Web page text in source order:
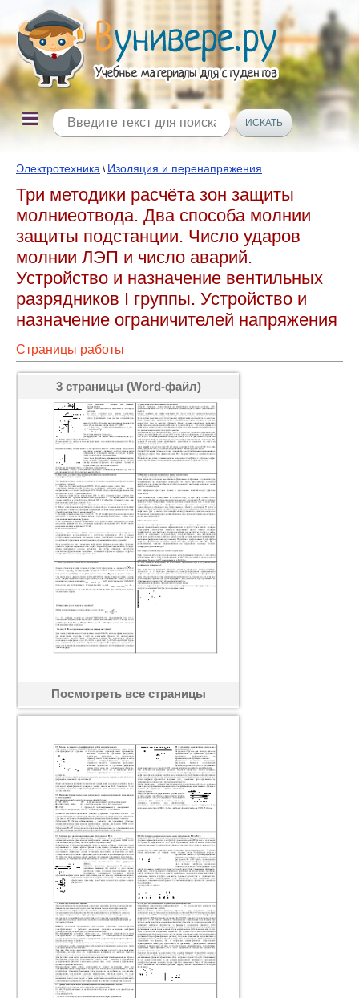
Электротехника \ Изоляция и перенапряжения
Три методики расчёта зон защиты
молниеотвода. Два способа молнии
защиты подстанции. Число ударов
молнии ЛЭП и число аварий.
Устройство и назначение вентильных
разрядников I группы. Устройство и
назначение ограничителей напряжения
Страницы работы
3 страницы (Word-файл)
Посмотреть все страницы